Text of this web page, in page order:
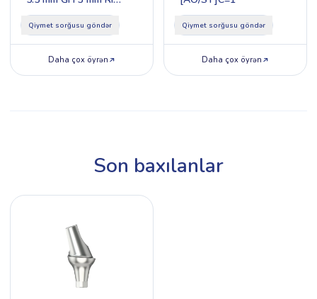
Type 1
Qiymet sorğusu göndər
Daha çox öyrən
Qiymet sorğusu göndər
Daha çox öyrən
Son baxılanlar